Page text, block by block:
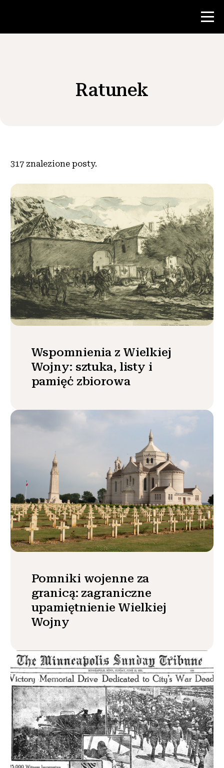
Zasoby dla nauczycieli
Zaangażować się
Ratunek
317 znalezione posty.
Wspomnienia z Wielkiej
Wojny: sztuka, listy i
pamięć zbiorowa
Pomniki wojenne za
granicą: zagraniczne
upamiętnienie Wielkiej
Wojny